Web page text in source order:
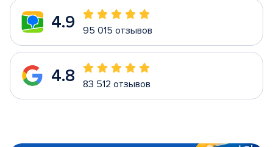
4.9 95 015 отзывов
4.8 83 512 отзывов